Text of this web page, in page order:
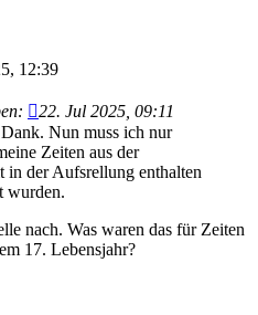
12:39
22. Jul 2025, 09:11
Nun muss ich nur
Zeiten aus der
der Aufsrellung enthalten
wurden.
nach. Was waren das für Zeiten
17. Lebensjahr?